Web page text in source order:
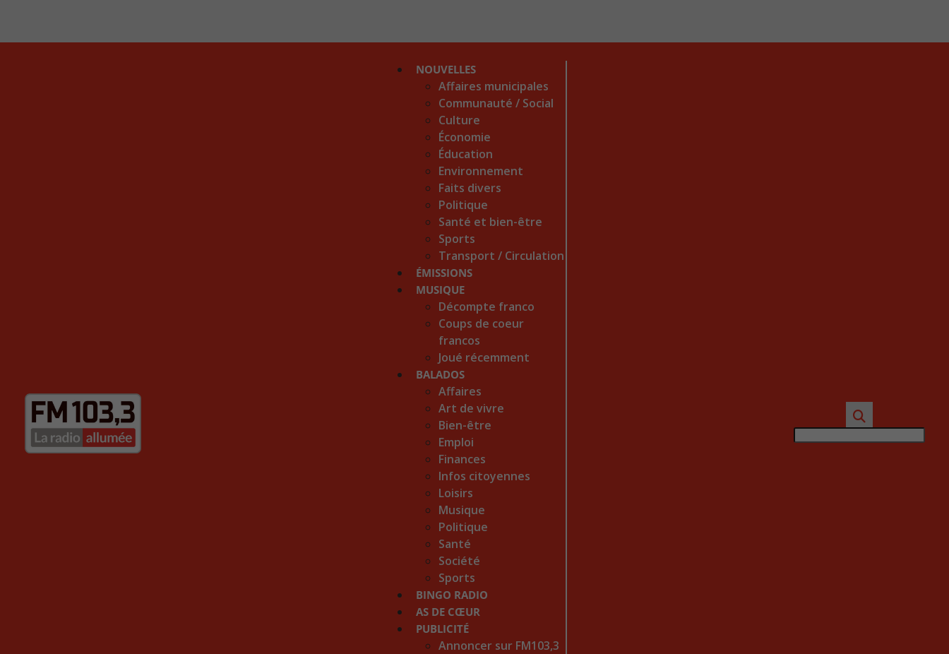
NOUVELLES
Affaires municipales
Communauté / Social
Culture
Économie
Éducation
Environnement
Faits divers
Politique
Santé et bien-être
Sports
Transport / Circulation
ÉMISSIONS
MUSIQUE
Décompte franco
Coups de coeur
francos
Joué récemment
BALADOS
Affaires
Art de vivre
Bien-être
Emploi
Finances
Infos citoyennes
Loisirs
Musique
Politique
Santé
Société
Sports
BINGO RADIO
AS DE CŒUR
PUBLICITÉ
Annoncer sur FM103,3